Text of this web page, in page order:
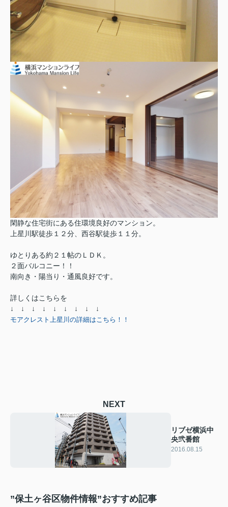
閑静な住宅街にある住環境良好のマンション。
上星川駅徒歩１２分、西谷駅徒歩１１分。
ゆとりある約２１帖のＬＤＫ。
２面バルコニー！！
南向き・陽当り・通風良好です。
詳しくはこちらを
↓ ↓ ↓ ↓ ↓ ↓ ↓ ↓ ↓
モアクレスト上星川の詳細はこちら！！
NEXT
リブゼ横浜中
央弐番館
2016.08.15
”保土ヶ谷区物件情報”おすすめ記事